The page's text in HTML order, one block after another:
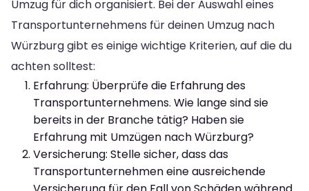
Umzug für dich organisiert. Bei der Auswahl eines
Transportunternehmens für deinen Umzug nach
Würzburg gibt es einige wichtige Kriterien, auf die du
achten solltest:
Erfahrung: Überprüfe die Erfahrung des
Transportunternehmens. Wie lange sind sie
bereits in der Branche tätig? Haben sie
Erfahrung mit Umzügen nach Würzburg?
Versicherung: Stelle sicher, dass das
Transportunternehmen eine ausreichende